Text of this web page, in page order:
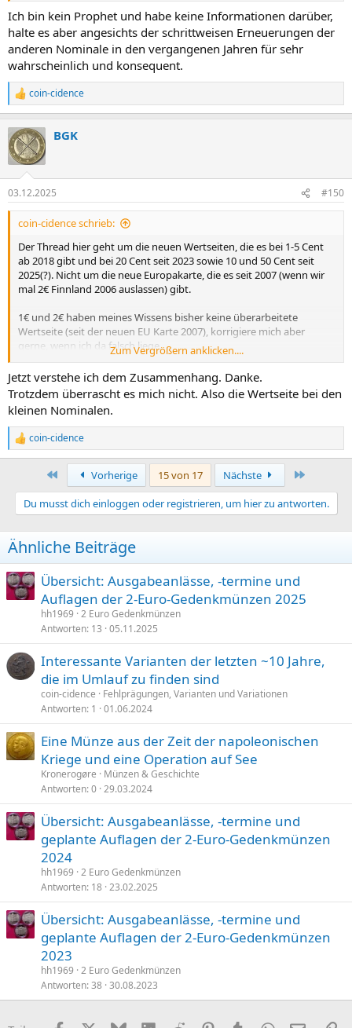
Ich bin kein Prophet und habe keine Informationen darüber,
halte es aber angesichts der schrittweisen Erneuerungen der
anderen Nominale in den vergangenen Jahren für sehr
wahrscheinlich und konsequent.
R
e
k
t
i
e
n
coin-cidence
BGK
03.12.2025 #150
coin-cidence schrieb:
Der Thread hier geht um die neuen Wertseiten, die es bei 1-5 Cent
ab 2018 gibt und bei 20 Cent seit 2023 sowie 10 und 50 Cent seit
2025(?). Nicht um die neue Europakarte, die es seit 2007 (wenn wir
mal 2€ Finnland 2006 auslassen) gibt.
1€ und 2€ haben meines Wissens bisher keine überarbeitete
Wertseite (seit der neuen EU Karte 2007), korrigiere mich aber
gerne, wenn ich da falsch liege.
Die Bezeichnung "neue Wertseite" ist da leider gut geeignet
Verwirrung zu stiften, besser wäre wahrscheinlich "Ganz neue
Wertseite" oder "Wertseite Nr. X"
Um die Frage zu beantworten: die (ganz-)neue Wertseite ist für
Bulgarien sich der wahrscheinliche Fall gewesen, aber
2025 gibt es zumindest immernoch einige Länder, welche die
ganzneue Wertseite nach 7-8 Jahren für 1-5 Cent noch nicht
verwenden. Von da halte ich es zumindest nicht für ausgeschlossen.
Ja, irgendwo stand, dass die neue Wertseite ab 2026 wohl für alle
Länder genutzt werden soll, aber ich glaube das galt nur für 10-50
Cent, nicht für 1-5 Cent.
Zum Vergrößern anklicken....
Jetzt verstehe ich dem Zusammenhang. Danke.
Trotzdem überrascht es mich nicht. Also die Wertseite bei den
kleinen Nominalen.
R
e
t
o
n
e
n
:
coin-cidence
Erste Vorherige 15 von 17 Nächste
Du musst dich einloggen oder registrieren, um hier zu antworten.
Ähnliche Beiträge
Übersicht: Ausgabeanlässe, -termine und
Auflagen der 2-Euro-Gedenkmünzen 2025
hh1969 2 Euro Gedenkmünzen
Antworten 13 05.11.2025
Interessante Varianten der letzten ~10 Jahre,
die im Umlauf zu finden sind
coin-cidence
Fehlprägungen, Varianten und Variationen
Antworten 1 01.06.2024
Eine Münze aus der Zeit der napoleonischen
Kriege und eine Operation auf See
Kronerogøre
Münzen & Geschichte
Antworten 0 29.03.2024
Übersicht: Ausgabeanlässe, -termine und
geplante Auflagen der 2-Euro-Gedenkmünzen
2024
hh1969 2 Euro Gedenkmünzen
Antworten 18 23.02.2025
Übersicht: Ausgabeanlässe, -termine und
geplante Auflagen der 2-Euro-Gedenkmünzen
2023
hh1969 2 Euro Gedenkmünzen
Antworten 38 30.08.2023